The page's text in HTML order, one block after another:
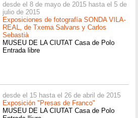
desde el 8 de mayo de 2015 hasta el 5 de
julio de 2015
Exposiciones de fotografía SONDA VILA-
REAL, de Txema Salvans y Carlos
Sebastià
MUSEU DE LA CIUTAT Casa de Polo
Entrada libre
desde el 15 hasta el 26 de abril de 2015
Exposición "Presas de Franco"
MUSEU DE LA CIUTAT Casa de Polo